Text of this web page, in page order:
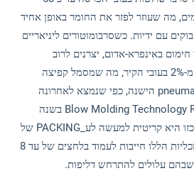
מה שעוזר לפזר את החומר באופן אחיד
עם ידיות. כשסרבומוטורים ליניאריים
באינפרא-אדום, יצרנים לרוב
מבחינים בשונות של פחות מ-2% בעובי הקיר, מה שמסמל קפיצה
משמעותית בגישה pneumatische הישנה, כפי שנמצא לאחרונה
ופורסם בכתב העת Blow Molding Technology Review בשנה
שעברה. שליטה מדויקת שכזו היא קריטית למעשה לע_PACKING של
משקאות מוגזים, כיוון שהמכליות הללו חייבות לעמוד בלחצים של עד 8
שבהם עלולים להתרחש דליפות.